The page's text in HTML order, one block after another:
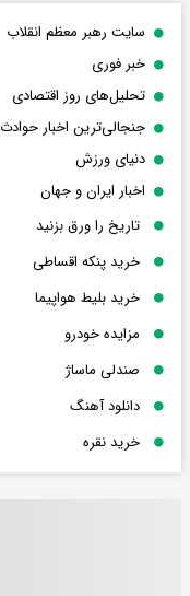
سایت رهبر معظم انقلاب
خبر فوری
تحلیل‌های روز اقتصادی
جنجالی‌ترین اخبار حوادث
دنیای ورزش
اخبار ایران و جهان
تاریخ را ورق بزنید
خرید پنکه اقساطی
خرید بلیط هواپیما
مزایده خودرو
صندلی ماساژ
دانلود آهنگ
خرید نقره